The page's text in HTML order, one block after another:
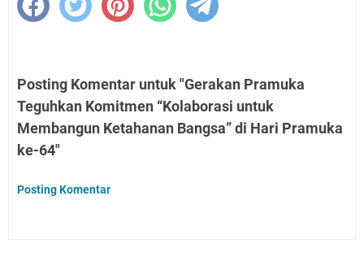
Posting Komentar untuk "Gerakan Pramuka
Teguhkan Komitmen “Kolaborasi untuk
Membangun Ketahanan Bangsa” di Hari Pramuka
ke-64"
Posting Komentar